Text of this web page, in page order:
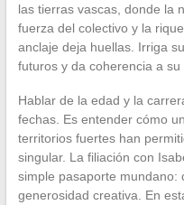
las tierras vascas, donde la
fuerza del colectivo y la
anclaje deja huellas. Irriga
futuros y da coherencia a su
Hablar de la edad y la
fechas. Es entender cómo
territorios fuertes han
singular. La filiación con
simple pasaporte mundano:
generosidad creativa. En